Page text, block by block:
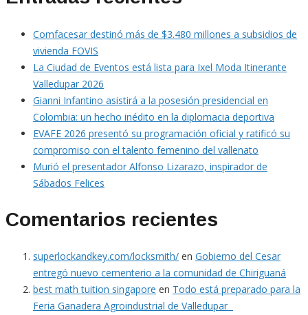
Comfacesar destinó más de $3.480 millones a subsidios de
vivienda FOVIS
La Ciudad de Eventos está lista para Ixel Moda Itinerante
Valledupar 2026
Gianni Infantino asistirá a la posesión presidencial en
Colombia: un hecho inédito en la diplomacia deportiva
EVAFE 2026 presentó su programación oficial y ratificó su
compromiso con el talento femenino del vallenato
Murió el presentador Alfonso Lizarazo, inspirador de
Sábados Felices
Comentarios recientes
superlockandkey.com/locksmith/ en Gobierno del Cesar
entregó nuevo cementerio a la comunidad de Chiriguaná
best math tuition singapore en Todo está preparado para la
Feria Ganadera Agroindustrial de Valledupar